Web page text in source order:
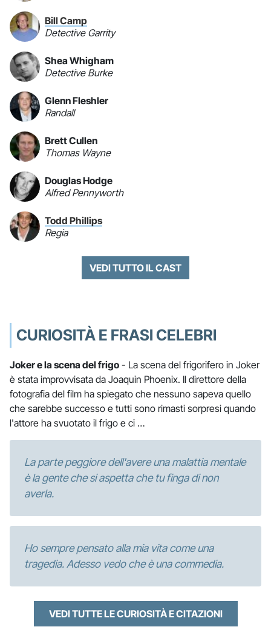
Bill Camp
Detective Garrity
Shea Whigham
Detective Burke
Glenn Fleshler
Randall
Brett Cullen
Thomas Wayne
Douglas Hodge
Alfred Pennyworth
Todd Phillips
Regia
VEDI TUTTO IL CAST
CURIOSITÀ E FRASI CELEBRI
Joker e la scena del frigo - La scena del frigorifero in Joker
è stata improvvisata da Joaquin Phoenix. Il direttore della
fotografia del film ha spiegato che nessuno sapeva quello
che sarebbe successo e tutti sono rimasti sorpresi quando
l'attore ha svuotato il frigo e ci …
La parte peggiore dell'avere una malattia mentale
è la gente che si aspetta che tu finga di non
averla.
Ho sempre pensato alla mia vita come una
tragedia. Adesso vedo che è una commedia.
VEDI TUTTE LE CURIOSITÀ E CITAZIONI